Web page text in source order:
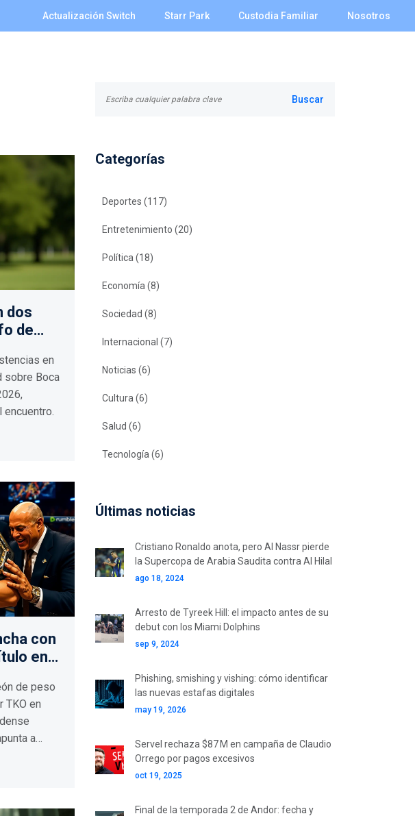
Actualización Switch Starr Park Custodia Familiar Nosotros
dos
de
en
sobre Boca
con
en
de peso
TKO en
a
Categorías
Deportes (117)
Entretenimiento (20)
Política (18)
Economía (8)
Sociedad (8)
Internacional (7)
Noticias (6)
Cultura (6)
Salud (6)
Tecnología (6)
Últimas noticias
Cristiano Ronaldo anota, pero Al Nassr pierde
la Supercopa de Arabia Saudita contra Al Hilal
ago 18, 2024
Arresto de Tyreek Hill: el impacto antes de su
debut con los Miami Dolphins
sep 9, 2024
Phishing, smishing y vishing: cómo identificar
las nuevas estafas digitales
may 19, 2026
Servel rechaza $87 M en campaña de Claudio
Orrego por pagos excesivos
oct 19, 2025
Final de la temporada 2 de Andor: fecha y